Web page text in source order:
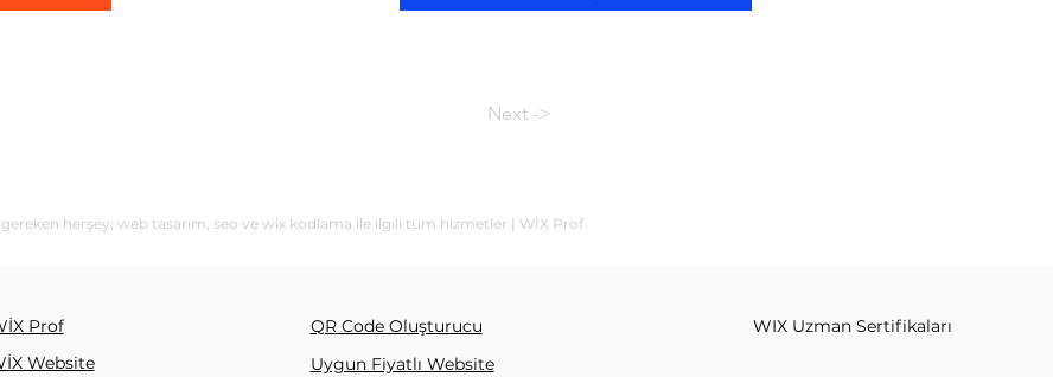
Next ->
herşey; web tasarım, seo ve wix kodlama ile ilgili tüm hizmetler | WİX Prof
Prof
Website
QR Code Oluşturucu
Uygun Fiyatlı Website
WIX Uzman Sertifikaları